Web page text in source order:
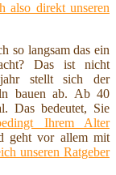
also direkt unseren
so langsam das ein
Das ist nicht
stellt sich der
bauen ab. Ab 40
Das bedeutet, Sie
Ihrem Alter
geht vor allem mit
unseren Ratgeber